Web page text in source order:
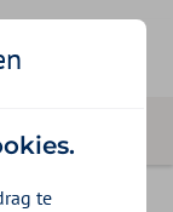
te